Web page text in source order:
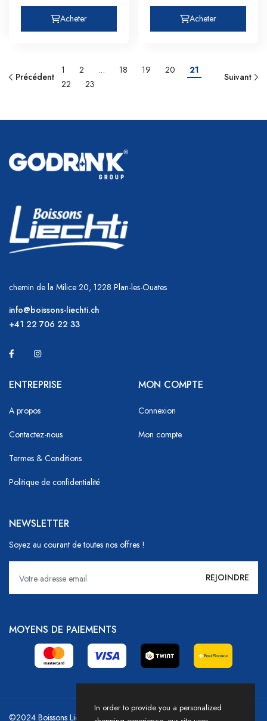
Acheter Acheter
Précédent
1 2 … 18 19 20
21
22
23
Suivant
chemin de la Milice 20, 1228 Plan-les-Ouates
info@boissons-liechti.ch
+41 22 706 22 33
ENTREPRISE
A propos
Contactez-nous
Termes & Conditions
Politique de confidentialité
MON COMPTE
Connexion
Mon compte
NEWSLETTER
Soyez au courant de toutes nos offres !
MOYENS DE PAIEMENTS
©2024 Boissons Liechti - GoDrink Group / Powered by HICASS
In order to provide you a personalized